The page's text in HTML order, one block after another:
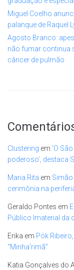
Miguel Coelho
palanque de Raquel
Agosto Branco:
não fumar continua
câncer de pulmão
Clustering em ‘O
poderoso’, destaca
Maria Rita em
cerimônia na
Geraldo Pontes em
Público Imaterial da
Erika em Pók
“Minha’rimã”
Katia Gonçalves do